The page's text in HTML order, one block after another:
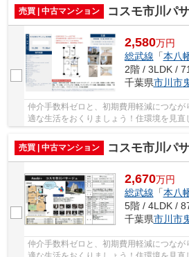
売買 | 中古マンション コスモ市川パサージ
2,580万円
総武線 「本八
2階 / 3LDK /
千葉県市川市
仲介手数料ゼロと、初期費用軽減につな
適な生活をおくりましょう！住環境を見
も、住居は充実した生活を送るための大き
売買 | 中古マンション
コスモ市川パサージ
2,670万円
総武線 「本八
5階 / 4LDK /
千葉県市川市
仲介手数料ゼロと、初期費用軽減につな